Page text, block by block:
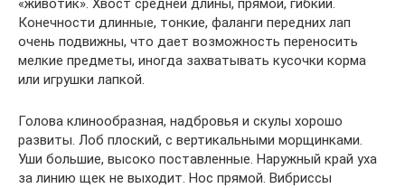
«животик». Хвост средней длины, прямой, гибкий.
Конечности длинные, тонкие, фаланги передних лап
очень подвижны, что дает возможность переносить
мелкие предметы, иногда захватывать кусочки корма
или игрушки лапкой.
Голова клинообразная, надбровья и скулы хорошо
развиты. Лоб плоский, с вертикальными морщинками.
Уши большие, высоко поставленные. Наружный край уха
за линию щек не выходит. Нос прямой. Вибриссы